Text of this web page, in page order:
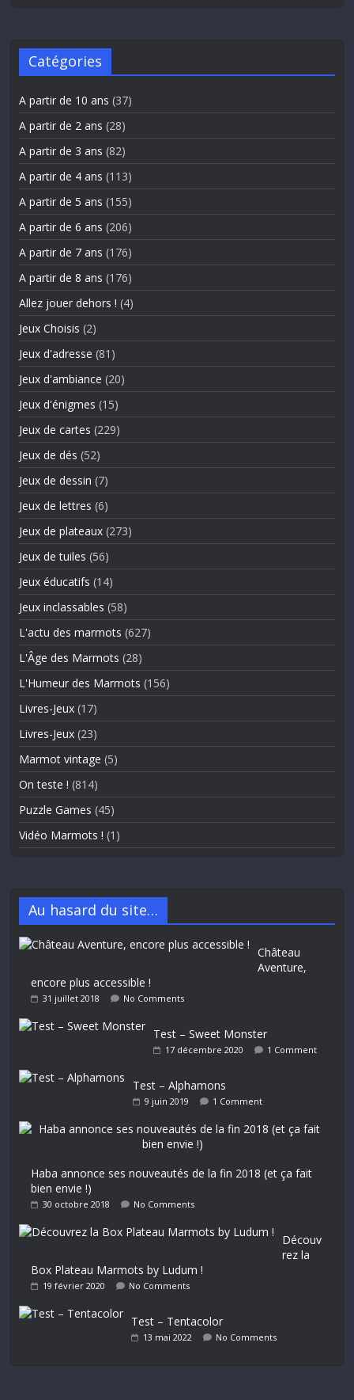
Catégories
A partir de 10 ans (37)
A partir de 2 ans (28)
A partir de 3 ans (82)
A partir de 4 ans (113)
A partir de 5 ans (155)
A partir de 6 ans (206)
A partir de 7 ans (176)
A partir de 8 ans (176)
Allez jouer dehors ! (4)
Jeux Choisis (2)
Jeux d'adresse (81)
Jeux d'ambiance (20)
Jeux d'énigmes (15)
Jeux de cartes (229)
Jeux de dés (52)
Jeux de dessin (7)
Jeux de lettres (6)
Jeux de plateaux (273)
Jeux de tuiles (56)
Jeux éducatifs (14)
Jeux inclassables (58)
L'actu des marmots (627)
L'Âge des Marmots (28)
L'Humeur des Marmots (156)
Livres-Jeux (17)
Livres-Jeux (23)
Marmot vintage (5)
On teste ! (814)
Puzzle Games (45)
Vidéo Marmots ! (1)
Au hasard du site…
Château
Aventure,
encore plus accessible !
31 juillet 2018 No Comments
Test – Sweet Monster
17 décembre 2020 1 Comment
Test – Alphamons
9 juin 2019 1 Comment
Haba annonce ses nouveautés de la fin 2018 (et ça fait
bien envie !)
30 octobre 2018 No Comments
Découv
rez la
Box Plateau Marmots by Ludum !
19 février 2020 No Comments
Test – Tentacolor
13 mai 2022 No Comments